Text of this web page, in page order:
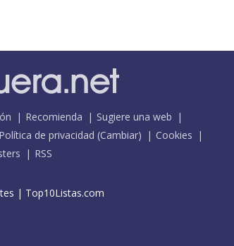
Recomienda
Sugiere una web
Política de privacidad (Cambiar)
Cookies
RSS
| Top10Listas.com